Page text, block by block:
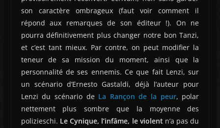
son caractère ombrageux (faut voir comment il
répond aux remarques de son éditeur !). On ne
pourra définitivement plus changer notre bon Tanzi,
et c’est tant mieux. Par contre, on peut modifier la
teneur de sa mission du moment, ainsi que la
personnalité de ses ennemis. Ce que fait Lenzi, sur
un scénario d’Ernesto Gastaldi, déjà l’auteur pour
Lenzi du scénario de La Rançon de la peur, polar
nettement plus sombre que la moyenne des
polizieschi. Le Cynique, l’infâme, le violent n’a pas du